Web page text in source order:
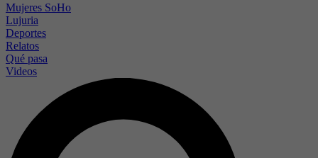
Mujeres SoHo
Lujuria
Deportes
Relatos
Qué pasa
Videos